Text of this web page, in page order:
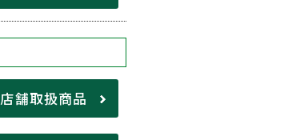
店舗取扱商品